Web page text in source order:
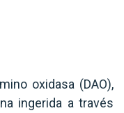
oxidasa (DAO),
ingerida a través